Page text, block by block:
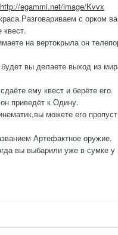
http://egammi.net/image/Kvvx
с орком
квест.
на вертокрыла он
вы делаете выход из
ему квест и берёте его.
приведёт к Одину.
можете его
Артефактное оружие.
вы выбарили уже в сумке у